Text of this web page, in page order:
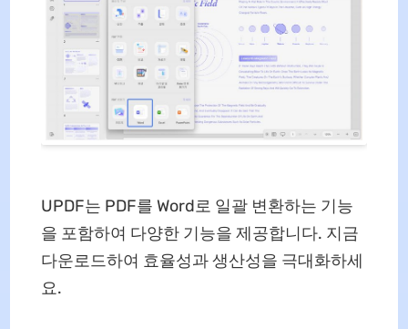
UPDF는 PDF를 Word로 일괄 변환하는 기능
을 포함하여 다양한 기능을 제공합니다. 지금
다운로드하여 효율성과 생산성을 극대화하세
요.